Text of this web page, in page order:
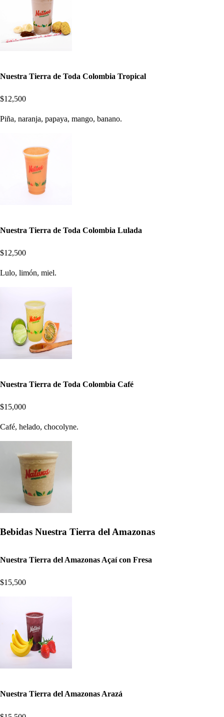
Nuestra Tierra de Toda Colombia Tropical
$12,500
Piña, naranja, papaya, mango, banano.
Nuestra Tierra de Toda Colombia Lulada
$12,500
Lulo, limón, miel.
Nuestra Tierra de Toda Colombia Café
$15,000
Café, helado, chocolyne.
Bebidas Nuestra Tierra del Amazonas
Nuestra Tierra del Amazonas Açaí con Fresa
$15,500
Nuestra Tierra del Amazonas Arazá